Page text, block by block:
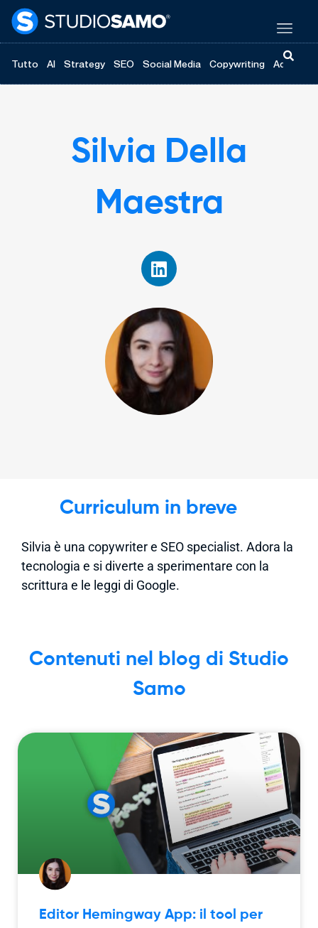
Tutto AI Strategy SEO Social Media Copywriting
Silvia Della
Maestra
Curriculum in breve
Silvia è una copywriter e SEO specialist. Adora la
tecnologia e si diverte a sperimentare con la
scrittura e le leggi di Google.
Contenuti nel blog di Studio
Samo
Editor Hemingway App: il tool per